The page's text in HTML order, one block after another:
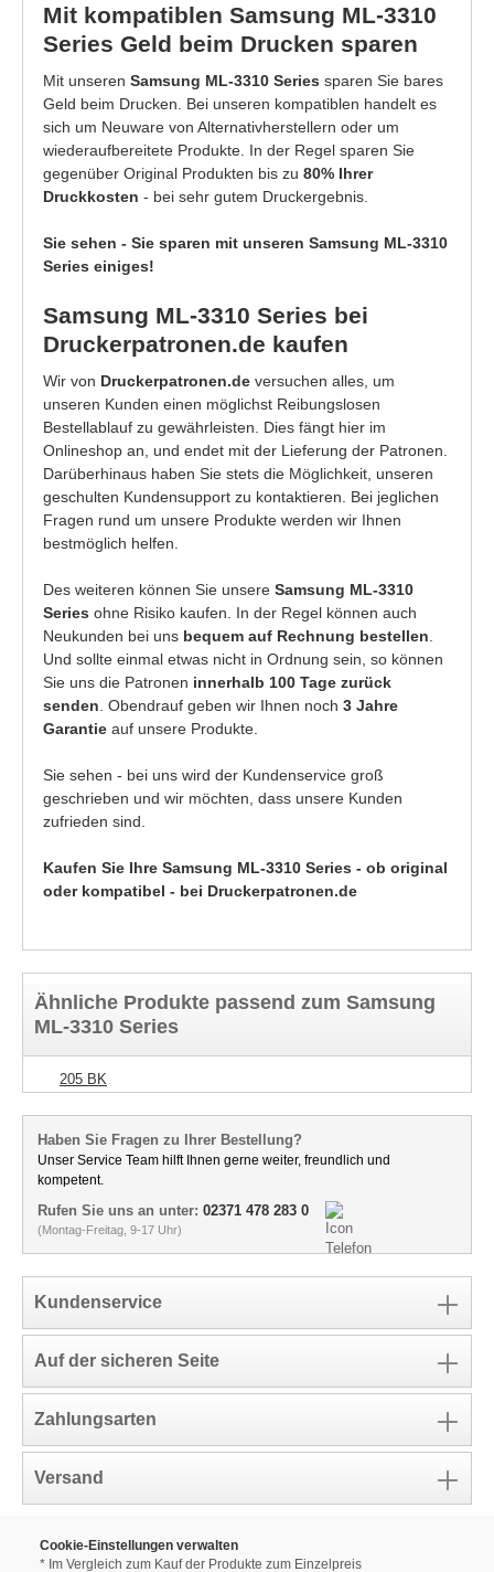
Mit kompatiblen Samsung ML-3310
Series Geld beim Drucken sparen
Mit unseren Samsung ML-3310 Series sparen Sie bares
Geld beim Drucken. Bei unseren kompatiblen handelt es
sich um Neuware von Alternativherstellern oder um
wiederaufbereitete Produkte. In der Regel sparen Sie
gegenüber Original Produkten bis zu 80% Ihrer
Druckkosten - bei sehr gutem Druckergebnis.
Sie sehen - Sie sparen mit unseren Samsung ML-3310
Series einiges!
Samsung ML-3310 Series bei
Druckerpatronen.de kaufen
Wir von Druckerpatronen.de versuchen alles, um
unseren Kunden einen möglichst Reibungslosen
Bestellablauf zu gewährleisten. Dies fängt hier im
Onlineshop an, und endet mit der Lieferung der Patronen.
Darüberhinaus haben Sie stets die Möglichkeit, unseren
geschulten Kundensupport zu kontaktieren. Bei jeglichen
Fragen rund um unsere Produkte werden wir Ihnen
bestmöglich helfen.
Des weiteren können Sie unsere Samsung ML-3310
Series ohne Risiko kaufen. In der Regel können auch
Neukunden bei uns bequem auf Rechnung bestellen
Und sollte einmal etwas nicht in Ordnung sein, so können
Sie uns die Patronen innerhalb 100 Tage zurück
senden . Obendrauf geben wir Ihnen noch 3 Jahre
Garantie auf unsere Produkte.
Sie sehen - bei uns wird der Kundenservice groß
geschrieben und wir möchten, dass unsere Kunden
zufrieden sind.
Kaufen Sie Ihre Samsung ML-3310 Series - ob original
oder kompatibel - bei Druckerpatronen.de
Ähnliche Produkte passend zum Samsung
ML-3310 Series
205 BK
Haben Sie Fragen zu Ihrer Bestellung?
Unser Service Team hilft Ihnen gerne weiter, freundlich und
kompetent.
Rufen Sie uns an unter: 02371 478 283 0
(Montag-Freitag, 9-17 Uhr)
Kundenservice
Auf der sicheren Seite
Zahlungsarten
Versand
Cookie-Einstellungen verwalten
* Im Vergleich zum Kauf der Produkte zum Einzelpreis